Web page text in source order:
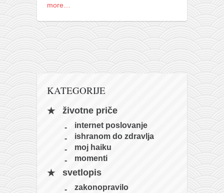
sai
timbei rochin
tsunami dojo
snimci nastupa
galerija kluba
članarina
besplatna e-knjiga
termini treninga
more…
KATEGORIJE
životne priče
internet poslovanje
ishranom do zdravlja
moj haiku
momenti
svetlopis
zakonopravilo